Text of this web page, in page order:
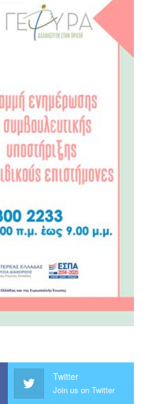
Twitter
Join us on Twitter